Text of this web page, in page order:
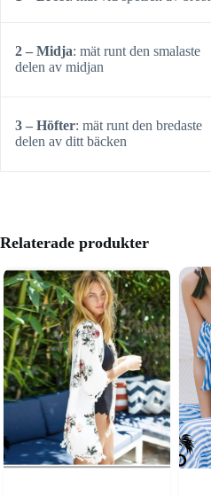
2 – Midja: mät runt den smalaste
delen av midjan
3 – Höfter: mät runt den bredaste
delen av ditt bäcken
Relaterade produkter